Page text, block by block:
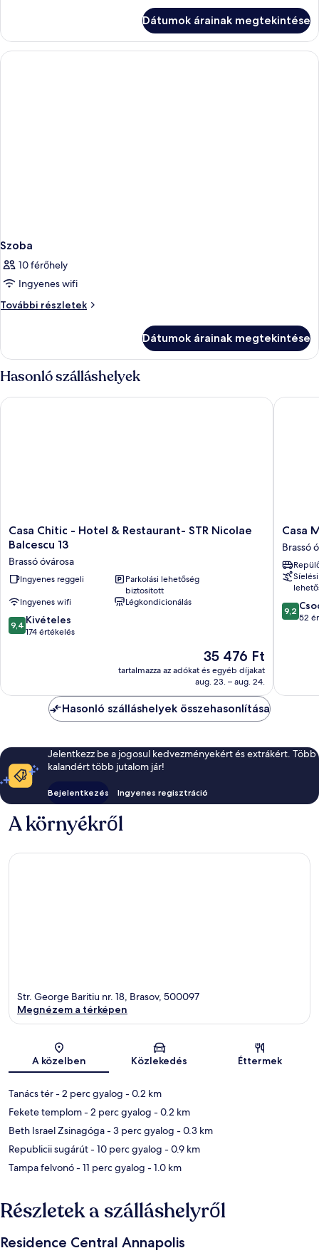
Dátumok árainak megtekintése
Szoba
10 férőhely
Ingyenes wifi
További részletek
Szoba
Dátumok árainak megtekintése
Hasonló szálláshelyek
Casa
Chitic
Hotel
&
STR
Nicolae
Balcescu
Casa Chitic - Hotel & Restaurant- STR Nicolae
Balcescu 13
Brassó óvárosa
Ingyenes reggeli
Parkolási lehetőség
biztosított
Ingyenes wifi
Légkondicionálás
9.4
ennyiből:
9,4 Kivételes
174 értékelés
Az
ár
35 476 Ft
35 476 Ft
tartalmazza az adókat és egyéb díjakat
aug. 23. – aug. 24.
Casa Chitic - Hotel & Restaurant- STR Nicolae Balcescu 13
Casa
Monte
Verde
Brassó
óvárosa
Casa
Brassó
Síelési
9.2
9,2
52
Casa
Hasonló szálláshelyek összehasonlítása
Jelentkezz be a jogosul kedvezményekért és extrákért. Több
kalandért több jutalom jár!
Bejelentkezés Ingyenes regisztráció
A környékről
Térkép
Str. George Baritiu nr. 18, Brasov, 500097
Megnézem a térképen
A közelben Közlekedés Éttermek
Tanács tér- 2 perc gyalog - 0.2 km
Fekete templom- 2 perc gyalog - 0.2 km
Beth Israel Zsinagóga- 3 perc gyalog - 0.3 km
Republicii sugárút- 10 perc gyalog - 0.9 km
Tampa felvonó- 11 perc gyalog - 1.0 km
Részletek a szálláshelyről
Residence Central Annapolis